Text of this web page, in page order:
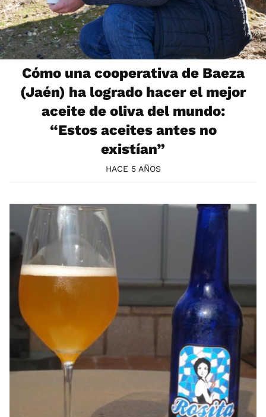
Cómo una cooperativa de Baeza
(Jaén) ha logrado hacer el mejor
aceite de oliva del mundo:
“Estos aceites antes no
existían”
HACE 5 AÑOS